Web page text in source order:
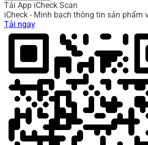
Tải App iCheck Scan
iCheck - Minh bạch thông tin sản phẩm
Tải ngay